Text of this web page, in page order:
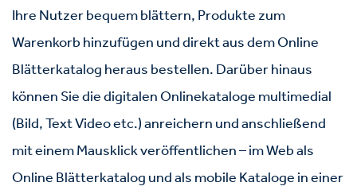
Ihre Nutzer bequem blättern, Produkte zum
Warenkorb hinzufügen und direkt aus dem Online
Blätterkatalog heraus bestellen. Darüber hinaus
können Sie die digitalen Onlinekataloge multimedial
(Bild, Text Video etc.) anreichern und anschließend
mit einem Mausklick veröffentlichen – im Web als
Online Blätterkatalog und als mobile Kataloge in einer